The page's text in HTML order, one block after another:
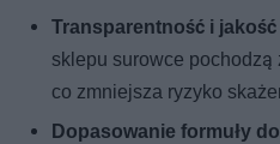
Transparentność i
sklepu surowce pochodzą
co zmniejsza ryzyko
Dopasowanie formuły